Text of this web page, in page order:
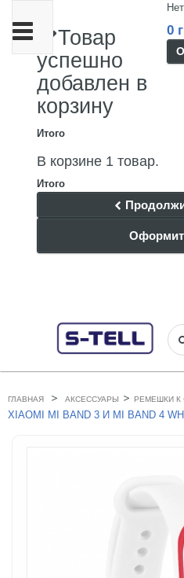
0
Товар
успешно
добавлен в
корзину
Итого
В корзине 1 товар.
Итого
Переключить
навигации
ГЛАВНАЯ > АКСЕССУАРЫ > РЕМЕШКИ К
XIAOMI MI BAND 3 И MI BAND 4